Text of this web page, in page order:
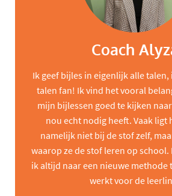
Coach
Ik geef bijles in eigenlijk alle talen,
talen fan! Ik vind het vooral
mijn bijlessen goed te kijken
nou echt nodig heeft. Vaak ligt
namelijk niet bij de stof zelf,
waarop ze de stof leren op
ik altijd naar een nieuwe methode
werkt voor de